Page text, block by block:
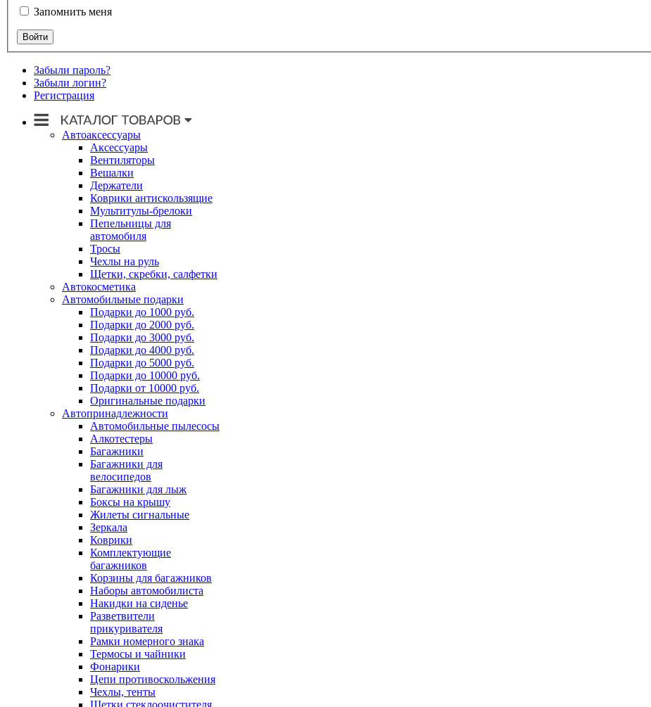
Запомнить меня
Забыли пароль?
Забыли логин?
Регистрация
Автоаксессуары
Аксессуары
Вентиляторы
Вешалки
Держатели
Коврики антискользящие
Мультитулы-брелоки
Пепельницы для
автомобиля
Тросы
Чехлы на руль
Щетки, скребки, салфетки
Автокосметика
Автомобильные подарки
Подарки до 1000 руб.
Подарки до 2000 руб.
Подарки до 3000 руб.
Подарки до 4000 руб.
Подарки до 5000 руб.
Подарки до 10000 руб.
Подарки от 10000 руб.
Оригинальные подарки
Автопринадлежности
Автомобильные пылесосы
Алкотестеры
Багажники
Багажники для
велосипедов
Багажники для лыж
Боксы на крышу
Жилеты сигнальные
Зеркала
Коврики
Комплектующие
багажников
Корзины для багажников
Наборы автомобилиста
Накидки на сиденье
Разветвители
прикуривателя
Рамки номерного знака
Термосы и чайники
Фонарики
Цепи противоскольжения
Чехлы, тенты
Щетки стеклоочистителя